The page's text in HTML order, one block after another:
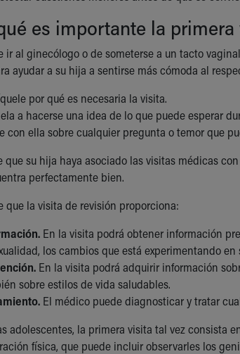
es importante la
ir al ginecólogo o de someterse a un tacto
ayudar a su hija a sentirse más cómoda al
por qué es necesaria la visita.
a hacerse una idea de lo que puede esperar
con ella sobre cualquier pregunta o temor que
que su hija haya asociado las visitas médicas
perfectamente bien.
que la visita de revisión proporciona:
En la visita podrá obtener información
los cambios que está experimentando en
En la visita podrá adquirir información
sobre estilos de vida saludables.
El médico puede diagnosticar y tratar
adolescentes, la primera visita tal vez consista
física, que puede incluir observarles los